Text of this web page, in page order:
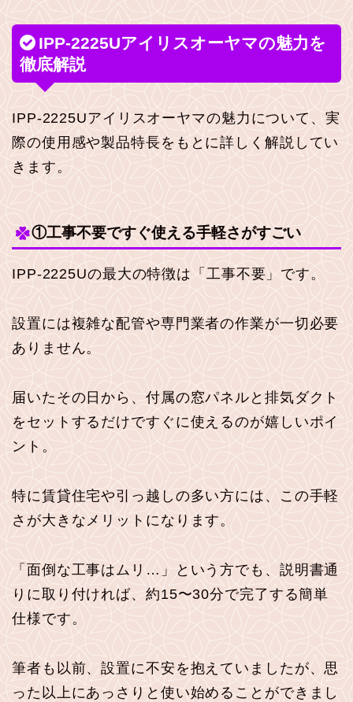
IPP-2225Uアイリスオーヤマの魅力を
徹底解説
IPP-2225Uアイリスオーヤマの魅力について、実
際の使用感や製品特長をもとに詳しく解説してい
きます。
①工事不要ですぐ使える手軽さがすごい
IPP-2225Uの最大の特徴は「工事不要」です。
設置には複雑な配管や専門業者の作業が一切必要
ありません。
届いたその日から、付属の窓パネルと排気ダクト
をセットするだけですぐに使えるのが嬉しいポイ
ント。
特に賃貸住宅や引っ越しの多い方には、この手軽
さが大きなメリットになります。
「面倒な工事はムリ…」という方でも、説明書通
りに取り付ければ、約15〜30分で完了する簡単
仕様です。
筆者も以前、設置に不安を抱えていましたが、思
った以上にあっさりと使い始めることができまし